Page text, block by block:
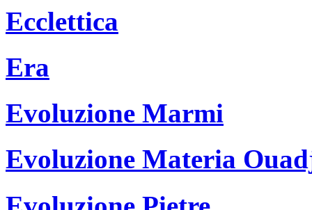
Ecclettica
Era
Evoluzione Marmi
Evoluzione Materia